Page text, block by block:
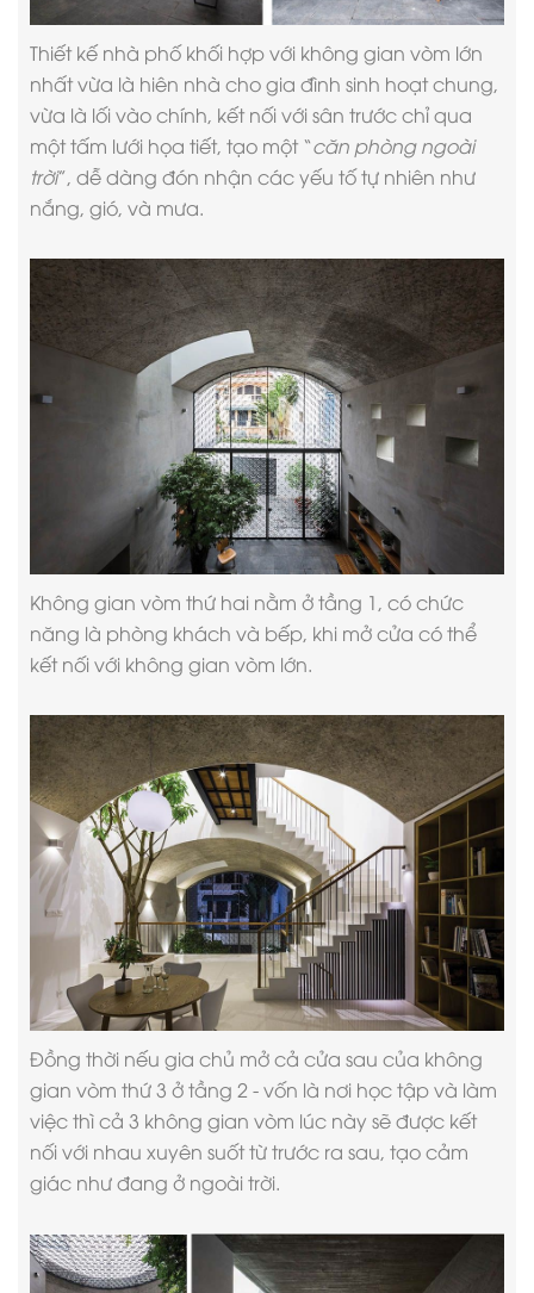
Thiết kế nhà phốkhối hợp với không gian vòm lớn
nhất vừa là hiên nhà cho gia đình sinh hoạt chung,
vừa là lối vào chính, kết nối với sân trước chỉ qua
một tấm lưới họa tiết, tạo một “căn phòng ngoài
trời”, dễ dàng đón nhận các yếu tố tự nhiên như
nắng, gió, và mưa.
Không gian vòm thứ hai nằm ở tầng 1, có chức
năng là phòng khách và bếp, khi mở cửa có thể
kết nối với không gian vòm lớn.
Đồng thời nếu gia chủ mở cả cửa sau của không
gian vòm thứ 3 ở tầng 2 - vốn là nơi học tập và làm
việc thì cả 3 không gian vòm lúc này sẽ được kết
nối với nhau xuyên suốt từ trước ra sau, tạo cảm
giác như đang ở ngoài trời.